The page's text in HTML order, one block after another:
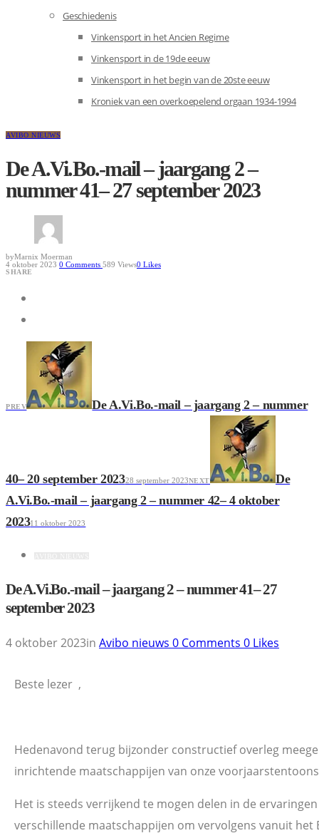
Geschiedenis
Vinkensport in het Ancien Regime
Vinkensport in de 19de eeuw
Vinkensport in het begin van de 20ste eeuw
Kroniek van een overkoepelend orgaan 1934-1994
AVIBO NIEUWS
De A.Vi.Bo.-mail – jaargang 2 –
nummer 41– 27 september 2023
byMarnix Moerman
4 oktober 2023 0 Comments 589 Views0 Likes
SHARE
PREV De A.Vi.Bo.-mail – jaargang 2 – nummer
40– 20 september 202328 september 2023NEXT
De
A.Vi.Bo.-mail – jaargang 2 – nummer 42– 4 oktober
202311 oktober 2023
De A.Vi.Bo.-mail – jaargang 2 – nummer 41– 27
september 2023
4 oktober 2023in Avibo nieuws 0 Comments 0 Likes
Beste lezer ,
Hedenavond terug bijzonder constructief overleg
inrichtende maatschappijen van onze
Het is steeds verrijkend te mogen delen in de
verschillende maatschappijen om vervolgens vanuit het